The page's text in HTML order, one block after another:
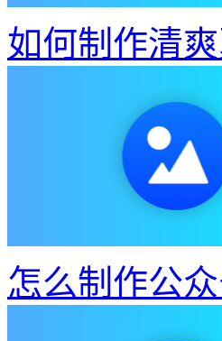
如何制作清
怎么制作公